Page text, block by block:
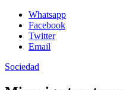
Whatsapp
Facebook
Twitter
Email
Sociedad